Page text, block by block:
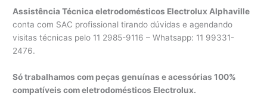
Assistência Técnica eletrodomésticos Electrolux Alphaville
conta com SAC profissional tirando dúvidas e agendando
visitas técnicas pelo 11 2985-9116 – Whatsapp: 11 99331-
2476.
Só trabalhamos com peças genuínas e acessórias 100%
compatíveis com eletrodomésticos Electrolux.